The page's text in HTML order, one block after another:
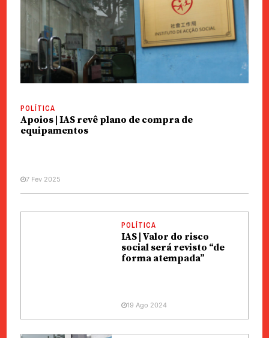
POLÍTICA
Apoios | IAS revê plano de compra de
equipamentos
7 Fev 2025
POLÍTICA
IAS | Valor do risco
social será revisto “de
forma atempada”
19 Ago 2024